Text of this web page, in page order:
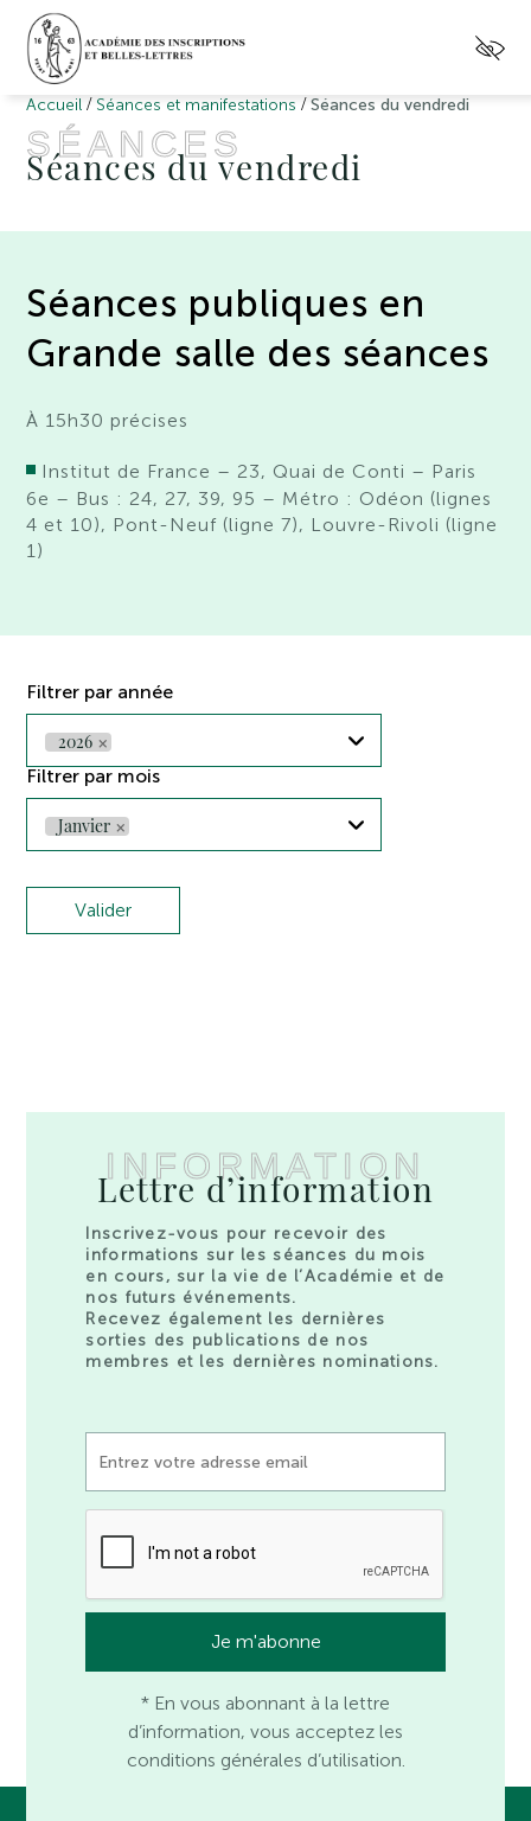
Accueil / Séances et manifestations /Séances du vendredi
SÉANCES
Séances du vendredi
Séances publiques en
Grande salle des séances
À 15h30 précises
Institut de France – 23, Quai de Conti – Paris
6e – Bus : 24, 27, 39, 95 – Métro : Odéon (lignes
4 et 10), Pont-Neuf (ligne 7), Louvre-Rivoli (ligne
1)
Filtrer par année
2026 🗙
Filtrer par mois
Janvier 🗙
Valider
INFORMATION
Lettre d’information
Inscrivez-vous pour recevoir des
informations sur les séances du mois
en cours, sur la vie de l’Académie et de
nos futurs événements.
Recevez également les dernières
sorties des publications de nos
membres et les dernières nominations.
* En vous abonnant à la lettre
d’information, vous acceptez les
conditions générales d’utilisation.